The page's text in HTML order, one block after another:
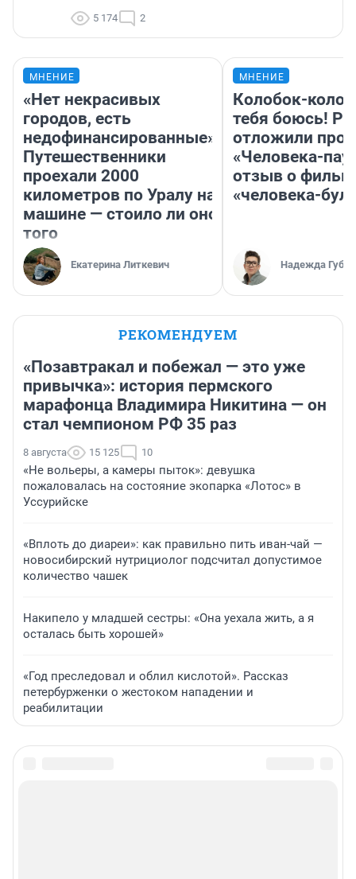
5 174 2
МНЕНИЕ
«Нет некрасивых
городов, есть
недофинансированные».
Путешественники
проехали 2000
километров по Уралу на
машине — стоило ли оно
того
Екатерина Литкевич
МНЕНИЕ
Колобок-
тебя боюсь!
отложили
«Человека-
отзыв о
«человека-
Надежда
РЕКОМЕНДУЕМ
«Позавтракал и побежал — это уже
привычка»: история пермского
марафонца Владимира Никитина — он
стал чемпионом РФ 35 раз
8 августа 15 125 10
«Не вольеры, а камеры пыток»: девушка
пожаловалась на состояние экопарка «Лотос» в
Уссурийске
«Вплоть до диареи»: как правильно пить иван-чай —
новосибирский нутрициолог подсчитал допустимое
количество чашек
Накипело у младшей сестры: «Она уехала жить, а я
осталась быть хорошей»
«Год преследовал и облил кислотой». Рассказ
петербурженки о жестоком нападении и
реабилитации